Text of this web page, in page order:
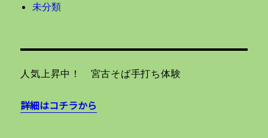
未分類
人気上昇中！ 宮古そば手打ち体験
詳細はコチラから